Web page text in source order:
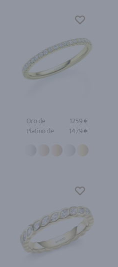
Oro de
1259 €
Platino de
1479 €